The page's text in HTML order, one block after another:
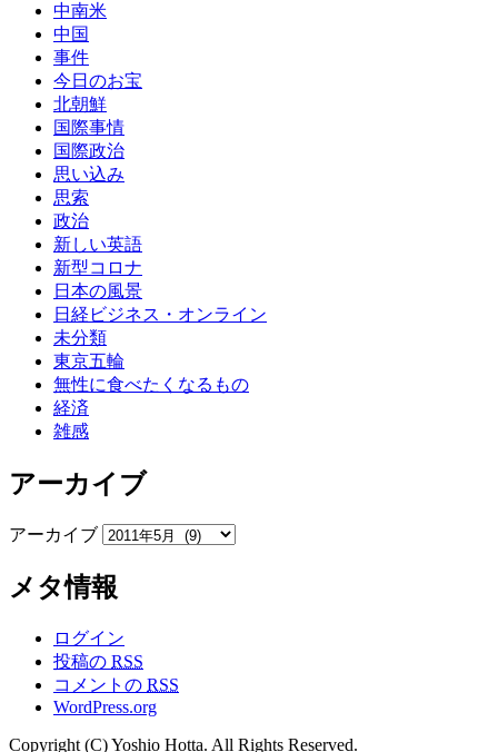
中南米
中国
事件
今日のお宝
北朝鮮
国際事情
国際政治
思い込み
思索
政治
新しい英語
新型コロナ
日本の風景
日経ビジネス・オンライン
未分類
東京五輪
無性に食べたくなるもの
経済
雑感
アーカイブ
アーカイブ
メタ情報
ログイン
投稿の RSS
コメントの RSS
WordPress.org
Copyright (C) Yoshio Hotta. All Rights Reserved.